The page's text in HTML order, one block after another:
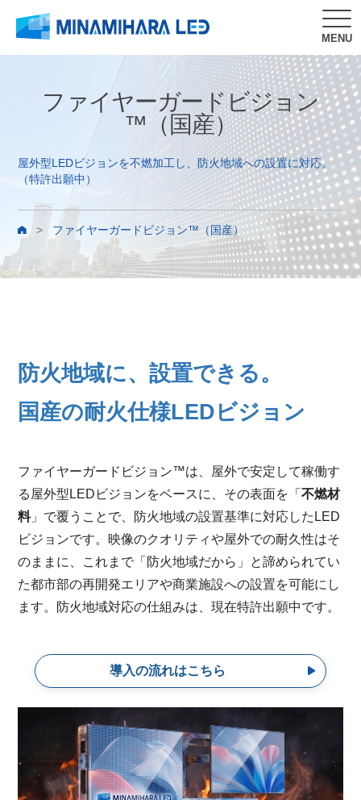
MENU
ファイヤーガードビジョン
™（国産）
屋外型LEDビジョンを不燃加工し、防火地域への設置に対応。
（特許出願中）
> ファイヤーガードビジョン™（国産）
防火地域に、設置できる。
国産の耐火仕様LEDビジョン
ファイヤーガードビジョン™は、屋外で安定して稼働す
る屋外型LEDビジョンをベースに、その表面を「不燃材
料」で覆うことで、防火地域の設置基準に対応したLED
ビジョンです。映像のクオリティや屋外での耐久性はそ
のままに、これまで「防火地域だから」と諦められてい
た都市部の再開発エリアや商業施設への設置を可能にし
ます。防火地域対応の仕組みは、現在特許出願中です。
導入の流れはこちら